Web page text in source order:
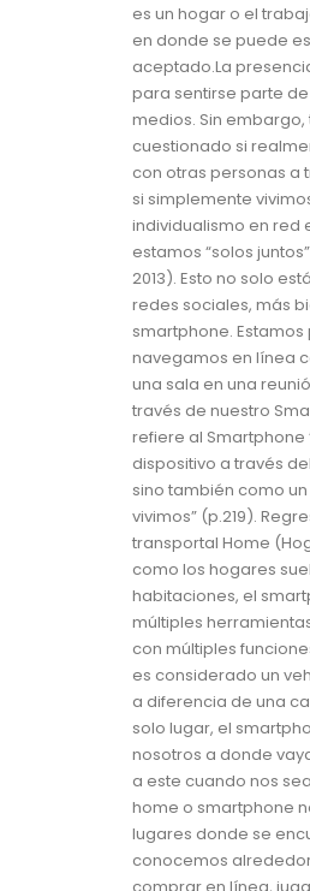
es un hogar o el
en donde se puede
aceptado.La
para sentirse parte
medios. Sin
cuestionado si
con otras personas a
si simplemente
individualismo en red
estamos “solos
2013). Esto no solo
redes sociales, más
smartphone.
navegamos en línea
una sala en una
través de nuestro
refiere al Smartphone
dispositivo a través
sino también como
vivimos” (p.219).
transportal Home
como los hogares
habitaciones, el
múltiples
con múltiples
es considerado un
a diferencia de una
solo lugar, el
nosotros a donde
a este cuando nos
home o smartphone
lugares donde se
conocemos